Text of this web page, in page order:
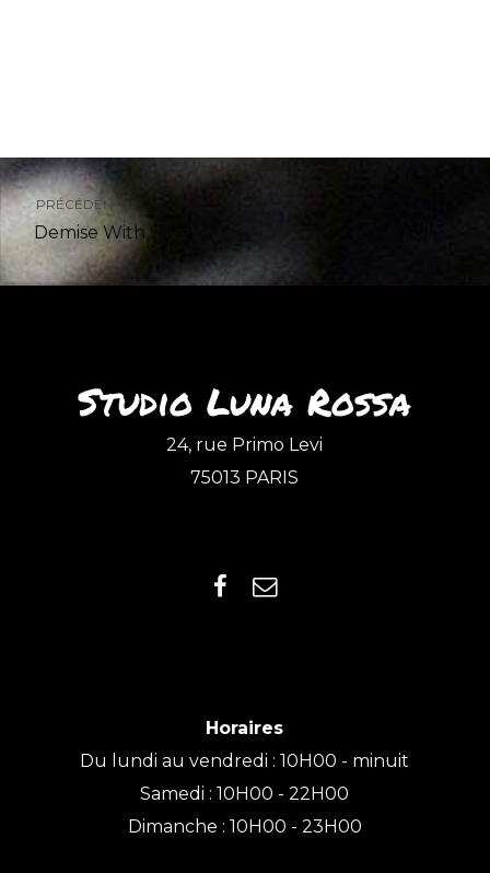
PRÉCÉDENT
Demise With Silver
Studio Luna Rossa
24, rue Primo Levi
75013 PARIS
Horaires
Du lundi au vendredi : 10H00 - minuit
Samedi : 10H00 - 22H00
Dimanche : 10H00 - 23H00